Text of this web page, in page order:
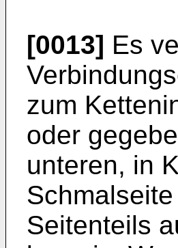
[0013] Es
zum
oder
unteren, in
Seitenteils